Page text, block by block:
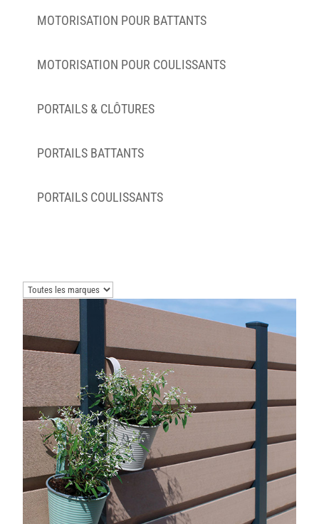
MOTORISATION POUR BATTANTS
MOTORISATION POUR COULISSANTS
PORTAILS & CLÔTURES
PORTAILS BATTANTS
PORTAILS COULISSANTS